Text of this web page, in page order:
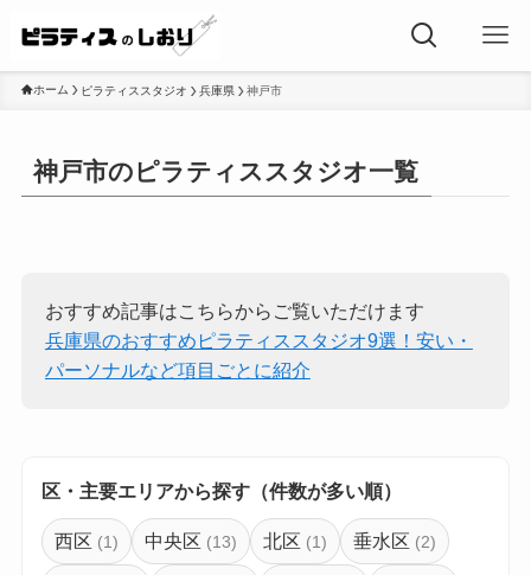
ホーム ピラティススタジオ 兵庫県 神戸市
神戸市のピラティススタジオ一覧
おすすめ記事はこちらからご覧いただけます
兵庫県のおすすめピラティススタジオ9選！安い・
パーソナルなど項目ごとに紹介
区・主要エリアから探す（件数が多い順）
西区 (1) 中央区 (13) 北区 (1) 垂水区 (2)